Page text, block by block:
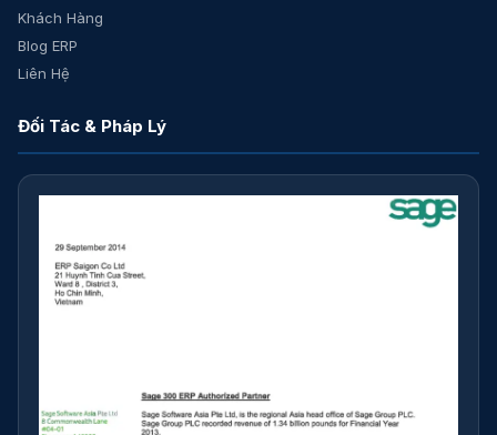
Khách Hàng
Blog ERP
Liên Hệ
Đối Tác & Pháp Lý